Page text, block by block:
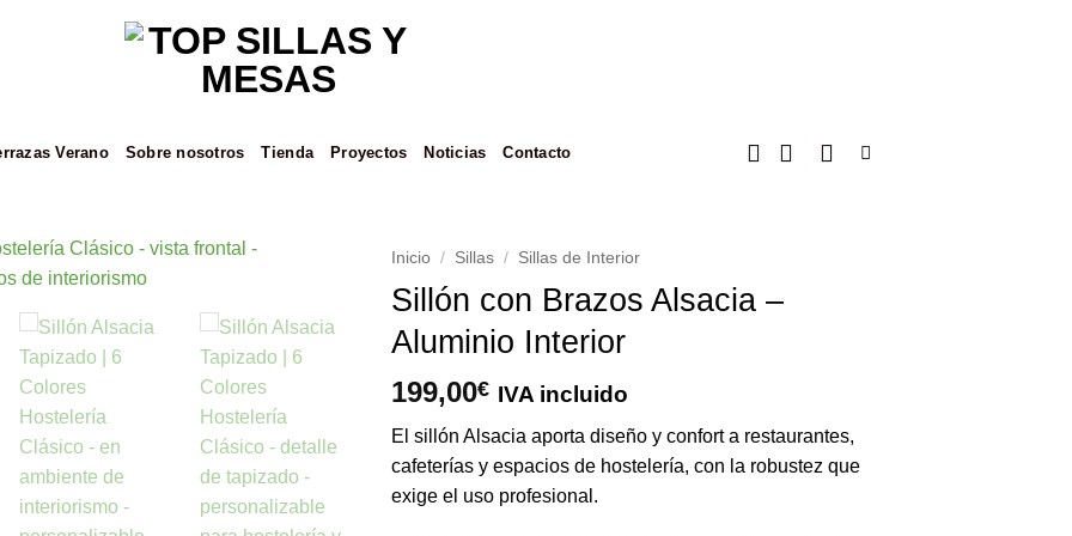
Verano Sobre nosotros Tienda Proyectos Noticias Contacto
Añadir
a la
lista de
Inicio / Sillas / Sillas de Interior
Sillón con Brazos Alsacia –
Aluminio Interior
199,00€ IVA incluido
El sillón Alsacia aporta diseño y confort a restaurantes,
cafeterías y espacios de hostelería, con la robustez que
exige el uso profesional.